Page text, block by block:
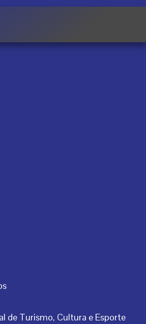
de Turismo, Cultura e Esporte